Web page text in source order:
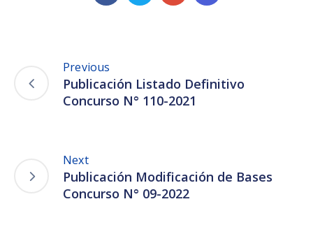
Previous
Publicación Listado Definitivo
Concurso N° 110-2021
Next
Publicación Modificación de Bases
Concurso N° 09-2022